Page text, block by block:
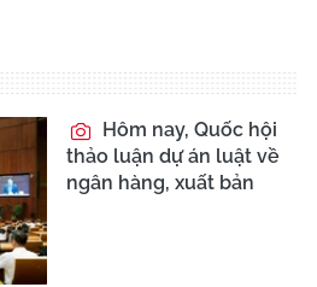
Hôm nay, Quốc hội
thảo luận dự án luật về
ngân hàng, xuất bản